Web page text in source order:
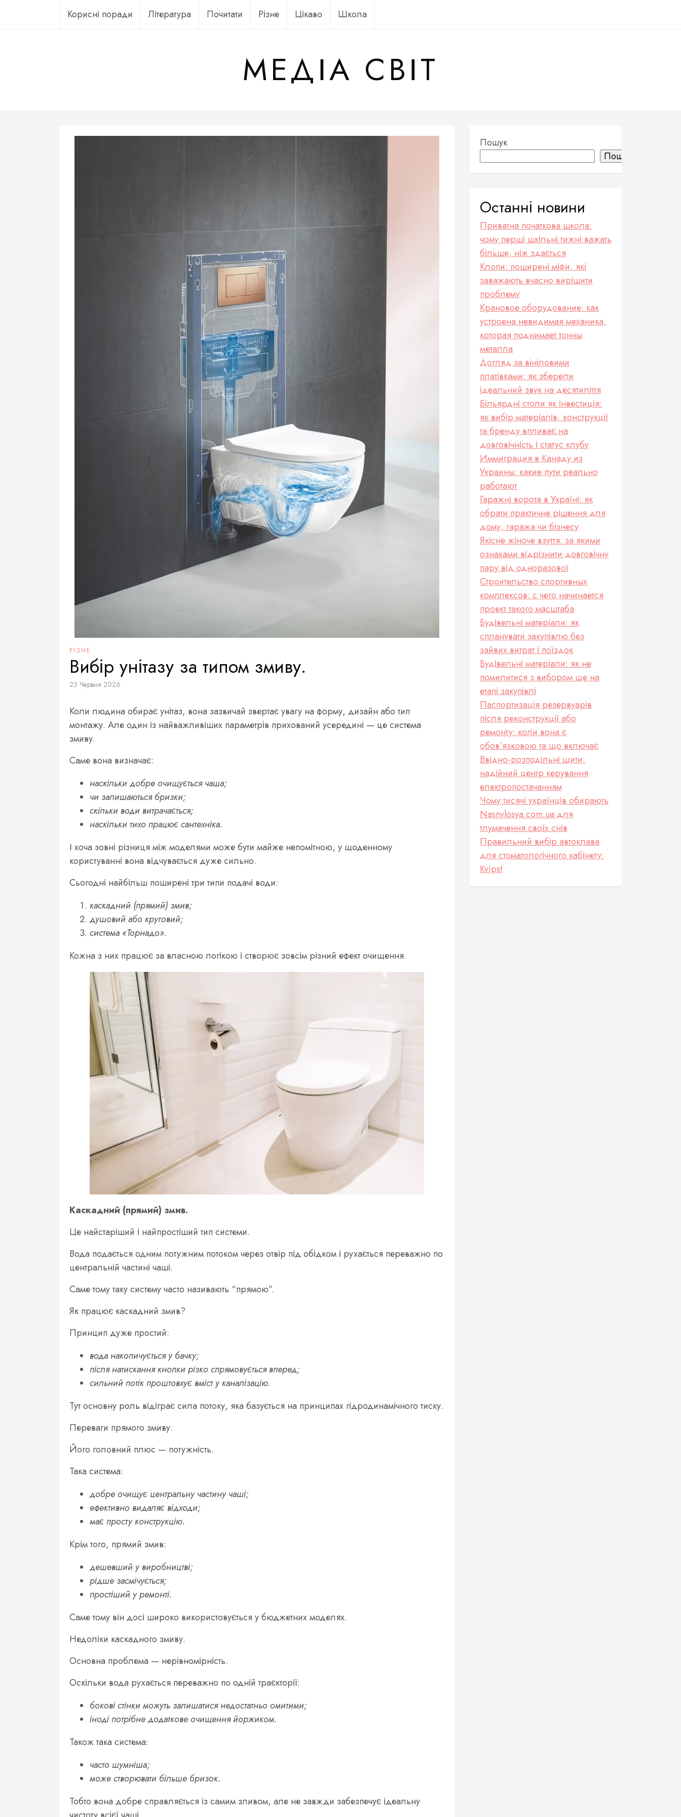
Корисні поради Література Почитати Різне Цікаво Школа
МЕДІА СВІТ
РІЗНЕ
Вибір унітазу за типом змиву.
23 Червня 2026
Коли людина обирає унітаз, вона зазвичай звертає увагу на форму, дизайн або тип
монтажу. Але один із найважливіших параметрів прихований усередині — це система
змиву.
Саме вона визначає:
наскільки добре очищується чаша;
чи залишаються бризки;
скільки води витрачається;
наскільки тихо працює сантехніка.
І хоча зовні різниця між моделями може бути майже непомітною, у щоденному
користуванні вона відчувається дуже сильно.
Сьогодні найбільш поширені три типи подачі води:
каскадний (прямий) змив;
душовий або круговий;
система «Торнадо».
Кожна з них працює за власною логікою і створює зовсім різний ефект очищення.
Каскадний (прямий) змив.
Це найстаріший і найпростіший тип системи.
Вода подається одним потужним потоком через отвір під обідком і рухається переважно по
центральній частині чаші.
Саме тому таку систему часто називають “прямою”.
Як працює каскадний змив?
Принцип дуже простий:
вода накопичується у бачку;
після натискання кнопки різко спрямовується вперед;
сильний потік проштовхує вміст у каналізацію.
Тут основну роль відіграє сила потоку, яка базується на принципах гідродинамічного тиску.
Переваги прямого змиву.
Його головний плюс — потужність.
Така система:
добре очищує центральну частину чаші;
ефективно видаляє відходи;
має просту конструкцію.
Крім того, прямий змив:
дешевший у виробництві;
рідше засмічується;
простіший у ремонті.
Саме тому він досі широко використовується у бюджетних моделях.
Недоліки каскадного змиву.
Основна проблема — нерівномірність.
Оскільки вода рухається переважно по одній траєкторії:
бокові стінки можуть залишатися недостатньо омитими;
іноді потрібне додаткове очищення йоржиком.
Також така система:
часто шумніша;
може створювати більше бризок.
Тобто вона добре справляється із самим зливом, але не завжди забезпечує ідеальну
Пошук
Пошук
Останні новини
Приватна початкова школа:
чому перші шкільні тижні важать
більше, ніж здається
Клопи: поширені міфи, які
заважають вчасно вирішити
проблему
Крановое оборудование: как
устроена невидимая механика,
которая поднимает тонны
металла
Догляд за вініловими
платівками: як зберегти
ідеальний звук на десятиліття
Більярдні столи як інвестиція:
як вибір матеріалів, конструкції
та бренду впливає на
довговічність і статус клубу
Иммиграция в Канаду из
Украины: какие пути реально
работают
Гаражні ворота в Україні: як
обрати практичне рішення для
дому, гаража чи бізнесу
Якісне жіноче взуття: за якими
ознаками відрізнити довговічну
пару від одноразової
Строительство спортивных
комплексов: с чего начинается
проект такого масштаба
Будівельні матеріали: як
спланувати закупівлю без
зайвих витрат і поїздок
Будівельні матеріали: як не
помилитися з вибором ще на
етапі закупівлі
Паспортизація резервуарів
після реконструкції або
ремонту: коли вона є
обов’язковою та що включає
Ввідно-розподільні щити:
надійний центр керування
електропостачанням
Чому тисячі українців обирають
Nasnylosya.com.ua для
тлумачення своїх снів
Правильний вибір автоклава
для стоматологічного кабінету:
Kvipst